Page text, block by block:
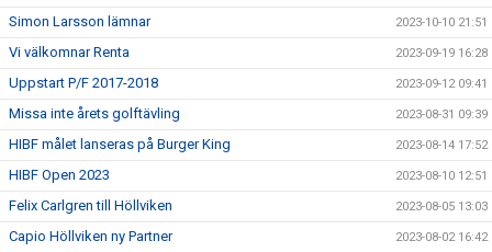
Simon Larsson lämnar 2023-10-10 21:51
Vi välkomnar Renta 2023-09-19 16:28
Uppstart P/F 2017-2018 2023-09-12 09:41
Missa inte årets golftävling 2023-08-31 09:39
HIBF målet lanseras på Burger King 2023-08-14 17:52
HIBF Open 2023 2023-08-10 12:51
Felix Carlgren till Höllviken 2023-08-05 13:03
Capio Höllviken ny Partner 2023-08-02 16:42